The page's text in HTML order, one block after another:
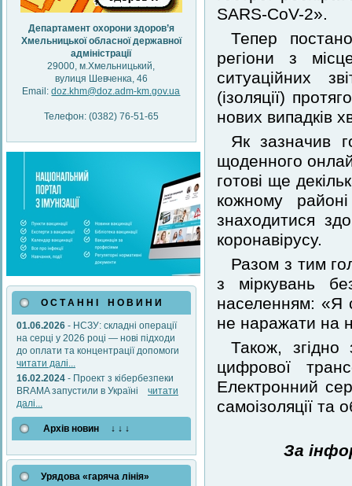
Департамент охорони здоров’я
Хмельницької обласної державної
адміністрації
29000, м.Хмельницький,
вулиця Шевченка, 46
Email:doz.khm@doz.adm-km.gov.ua
Телефон: (0382) 76-51-65
О С Т А Н Н І Н О В И Н И
01.06.2026 - НСЗУ: складні операції
на серці у 2026 році — нові підходи
до оплати та концентрації допомоги
читати далі...
16.02.2024 - Проект з кібербезпеки
BRAMA запустили в Україні читати
далі...
Архів новин ↓ ↓ ↓
Урядова «гаряча лінія»
SARS-CoV-2».
Тепер
регіони з
ситуаційних
(ізоляції)
нових випадків
Як зазначив
щоденного
готові ще
кожному
знаходитися
коронавірусу.
Разом з тим
з міркувань
населенням: «Я
не наражати на
Також,
цифрової
Електронний
самоізоляції та
За